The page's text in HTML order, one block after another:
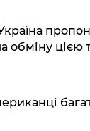
обміну цією